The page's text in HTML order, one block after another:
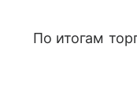
По итогам